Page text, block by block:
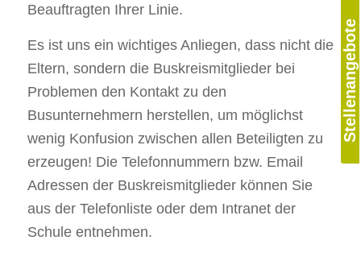
Stellenangebote
Beauftragten Ihrer Linie.
Es ist uns ein wichtiges Anliegen, dass nicht die
Eltern, sondern die Buskreismitglieder bei
Problemen den Kontakt zu den
Busunternehmern herstellen, um möglichst
wenig Konfusion zwischen allen Beteiligten zu
erzeugen! Die Telefonnummern bzw. Email
Adressen der Buskreismitglieder können Sie
aus der Telefonliste oder dem Intranet der
Schule entnehmen.